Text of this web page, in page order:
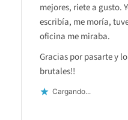
mejores, riete a gusto.
escribía, me moría,
oficina me miraba.
Gracias por pasarte y
brutales!!
Cargando...